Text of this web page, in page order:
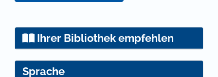
Ihrer Bibliothek empfehlen
Sprache